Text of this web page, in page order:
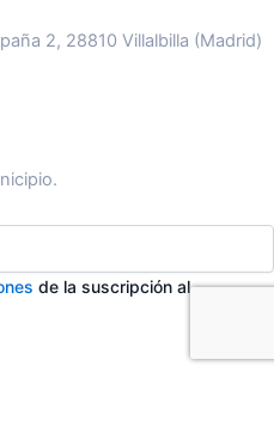
2, 28810 Villalbilla (Madrid)
de la suscripción al